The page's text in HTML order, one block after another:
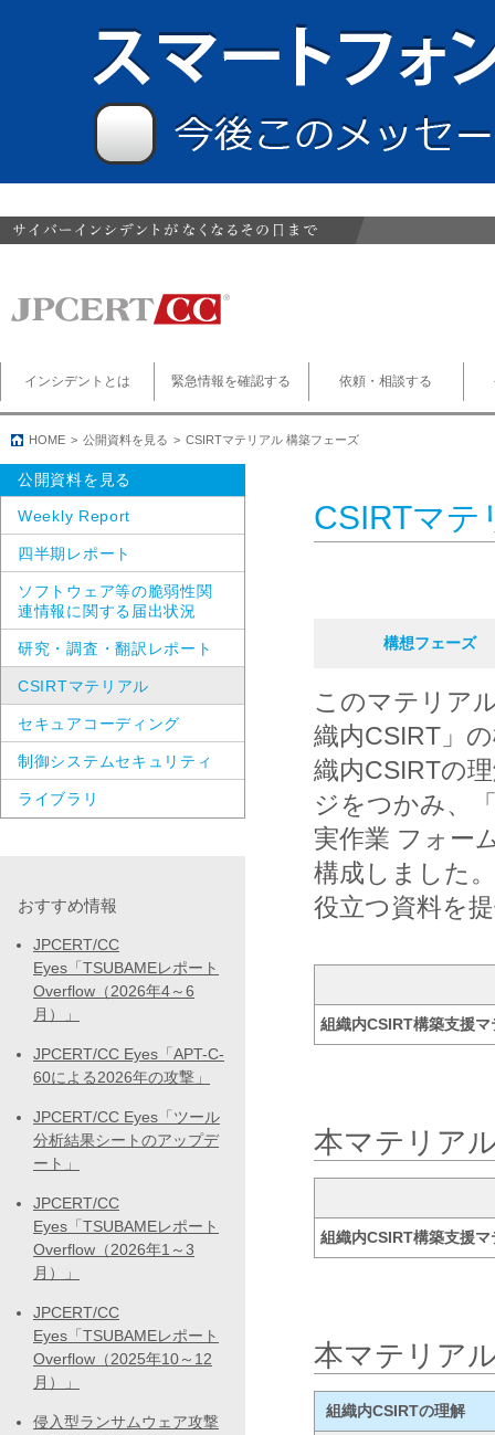
インシデントとは 緊急情報を確認する 依頼・相談する
HOME 公開資料を見る CSIRTマテリアル 構築フェーズ
CSIRTマテ
構想フェーズ
このマテリア
織内CSIRT」
織内CSIRTの
ジをつかみ、
実作業 フォー
構成しました
役立つ資料を
組織内CSIRT構築支援
本マテリア
組織内CSIRT構築支援
本マテリア
組織内CSIRTの理解
公開資料を見る
Weekly Report
四半期レポート
ソフトウェア等の脆弱性関
連情報に関する届出状況
研究・調査・翻訳レポート
CSIRTマテリアル
セキュアコーディング
制御システムセキュリティ
ライブラリ
おすすめ情報
JPCERT/CC
Eyes「TSUBAMEレポート
Overflow（2026年4～6
月）」
JPCERT/CC Eyes「APT-C-
60による2026年の攻撃」
JPCERT/CC Eyes「ツール
分析結果シートのアップデ
ート」
JPCERT/CC
Eyes「TSUBAMEレポート
Overflow（2026年1～3
月）」
JPCERT/CC
Eyes「TSUBAMEレポート
Overflow（2025年10～12
月）」
侵入型ランサムウェア攻撃